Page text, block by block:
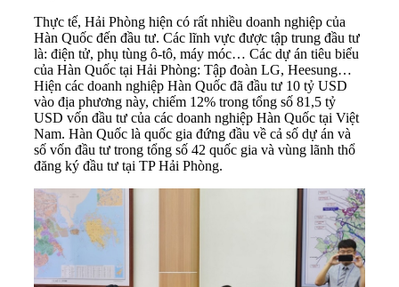
Thực tế, Hải Phòng hiện có rất nhiều doanh nghiệp của
Hàn Quốc đến đầu tư. Các lĩnh vực được tập trung đầu tư
là: điện tử, phụ tùng ô-tô, máy móc… Các dự án tiêu biểu
của Hàn Quốc tại Hải Phòng: Tập đoàn LG, Heesung…
Hiện các doanh nghiệp Hàn Quốc đã đầu tư 10 tỷ USD
vào địa phương này, chiếm 12% trong tổng số 81,5 tỷ
USD vốn đầu tư của các doanh nghiệp Hàn Quốc tại Việt
Nam. Hàn Quốc là quốc gia đứng đầu về cả số dự án và
số vốn đầu tư trong tổng số 42 quốc gia và vùng lãnh thổ
đăng ký đầu tư tại TP Hải Phòng.